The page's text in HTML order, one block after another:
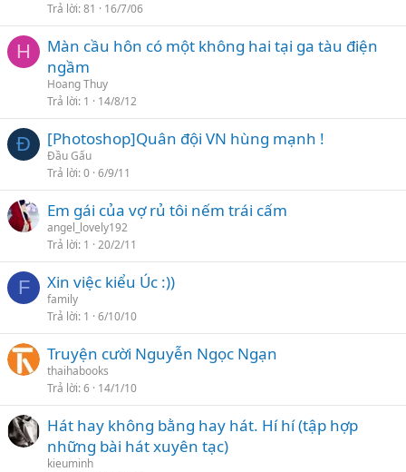
l
o
Trả lời 81 16/7/06
H
Màn cầu hôn có một không hai tại ga tàu điện
ngầm
Hoang Thuy
Trả lời 1 14/8/12
Đ [Photoshop]Quân đội VN hùng mạnh !
Đầu Gấu
Trả lời 0 6/9/11
Em gái của vợ rủ tôi nếm trái cấm
angel_lovely192
Trả lời 1 20/2/11
F Xin việc kiểu Úc :))
family
Trả lời 1 6/10/10
Truyện cười Nguyễn Ngọc Ngạn
thaihabooks
Trả lời 6 14/1/10
Hát hay không bằng hay hát. Hí hí (tập hợp
những bài hát xuyên tạc)
kieuminh